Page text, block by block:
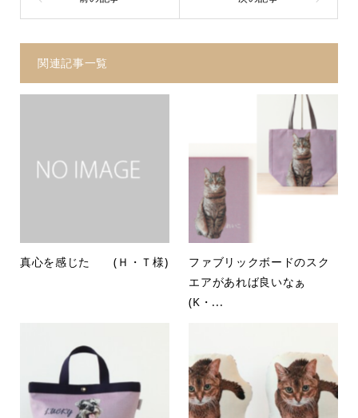
関連記事一覧
真心を感じた (Ｈ・Ｔ様)
ファブリックボードのスク
エアがあれば良いなぁ
(K・...